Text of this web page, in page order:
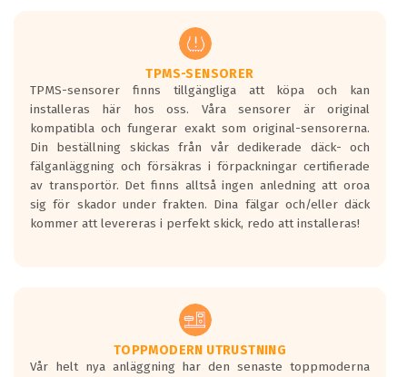
regelverket som introduceras år 2016.
Ett däck med två svarta vågor är redan
godkända för år 2016 nya regelverk.
Ett däck med en svart våg kommer vara
minst tre decibel tystare än det
regelverk som börjar gälla 2016.
TPMS-SENSORER
TPMS-sensorer finns tillgängliga att köpa och kan
installeras här hos oss. Våra sensorer är original
kompatibla och fungerar exakt som original-sensorerna.
Din beställning skickas från vår dedikerade däck- och
fälganläggning och försäkras i förpackningar certifierade
av transportör. Det finns alltså ingen anledning att oroa
sig för skador under frakten. Dina fälgar och/eller däck
kommer att levereras i perfekt skick, redo att installeras!
TOPPMODERN UTRUSTNING
Vår helt nya anläggning har den senaste toppmoderna